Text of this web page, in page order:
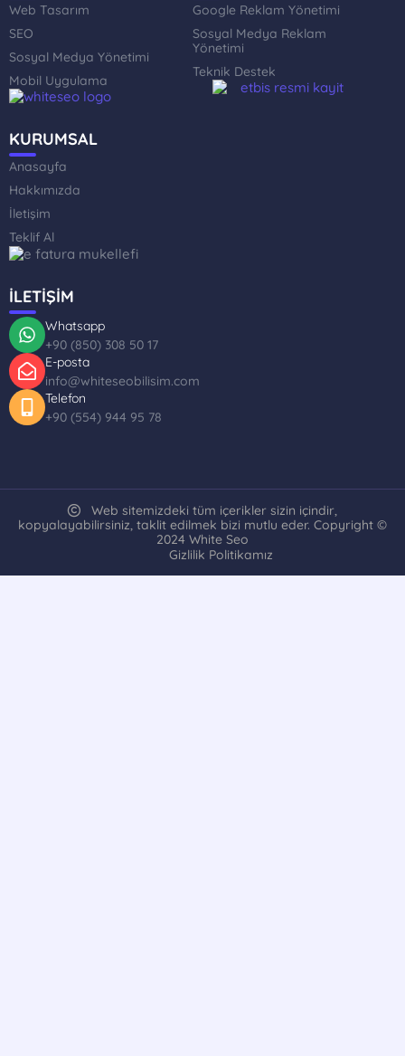
Web Tasarım
SEO
Sosyal Medya Yönetimi
Mobil Uygulama
Google Reklam Yönetimi
Sosyal Medya Reklam
Yönetimi
Teknik Destek
KURUMSAL
Anasayfa
Hakkımızda
İletişim
Teklif Al
İLETİŞİM
Whatsapp
+90 (850) 308 50 17
E-posta
info@whiteseobilisim.com
Telefon
+90 (554) 944 95 78
Web sitemizdeki tüm içerikler sizin içindir,
kopyalayabilirsiniz, taklit edilmek bizi mutlu eder. Copyright ©
2024 White Seo
Gizlilik Politikamız